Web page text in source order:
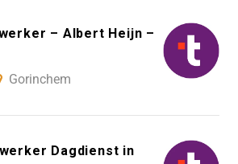
– Albert Heijn –
Gorinchem
Dagdienst in